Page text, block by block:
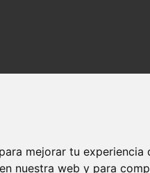
mejorar tu
nuestra web y para